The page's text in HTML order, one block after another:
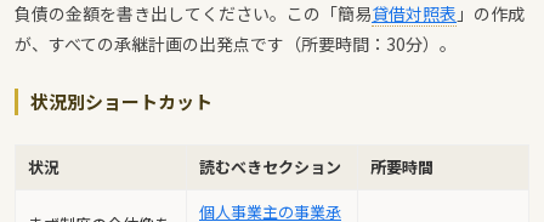
負債の金額を書き出してください。この「簡易貸借対照表 」の作成
が、すべての承継計画の出発点です（所要時間：30分）。
状況別ショートカット
状況 読むべきセクション 所要時間
個人事業主の事業承